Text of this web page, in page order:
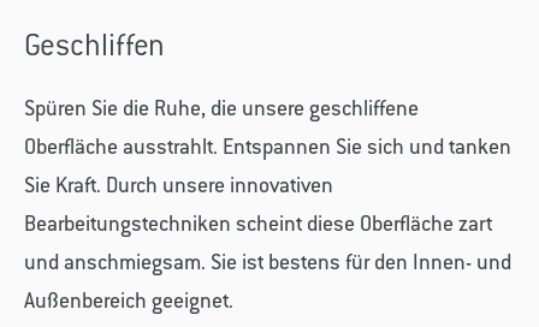
Geschliffen
Spüren Sie die Ruhe, die unsere geschliffene
Oberfläche ausstrahlt. Entspannen Sie sich und tanken
Sie Kraft. Durch unsere innovativen
Bearbeitungstechniken scheint diese Oberfläche zart
und anschmiegsam. Sie ist bestens für den Innen- und
Außenbereich geeignet.